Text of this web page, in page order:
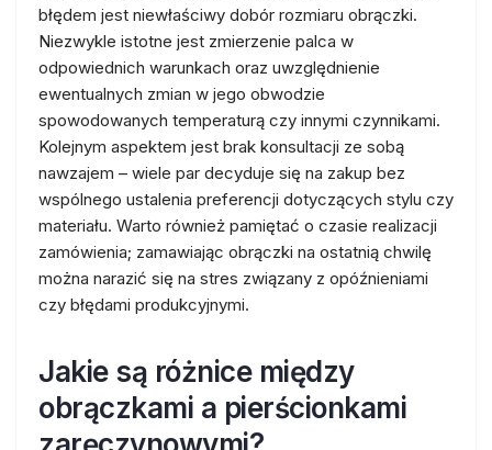
błędem jest niewłaściwy dobór rozmiaru obrączki.
Niezwykle istotne jest zmierzenie palca w
odpowiednich warunkach oraz uwzględnienie
ewentualnych zmian w jego obwodzie
spowodowanych temperaturą czy innymi czynnikami.
Kolejnym aspektem jest brak konsultacji ze sobą
nawzajem – wiele par decyduje się na zakup bez
wspólnego ustalenia preferencji dotyczących stylu czy
materiału. Warto również pamiętać o czasie realizacji
zamówienia; zamawiając obrączki na ostatnią chwilę
można narazić się na stres związany z opóźnieniami
czy błędami produkcyjnymi.
Jakie są różnice między
obrączkami a pierścionkami